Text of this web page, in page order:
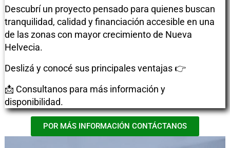
Descubrí un proyecto pensado para quienes buscan
tranquilidad, calidad y financiación accesible en una
de las zonas con mayor crecimiento de Nueva
Helvecia.
Deslizá y conocé sus principales ventajas 👉
📩 Consultanos para más información y
disponibilidad.
POR MÁS INFORMACIÓN CONTÁCTANOS